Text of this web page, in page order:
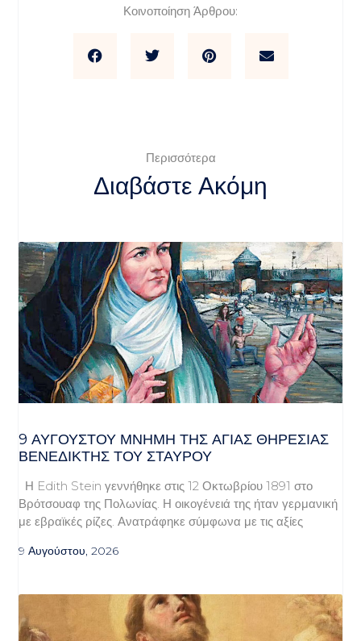
Κοινοποίηση Άρθρου:
Περισσότερα
Διαβάστε Ακόμη
9 ΑΥΓΟΥΣΤΟΥ ΜΝΗΜΗ ΤΗΣ ΑΓΙΑΣ ΘΗΡΕΣΙΑΣ
ΒΕΝΕΔΙΚΤΗΣ ΤΟΥ ΣΤΑΥΡΟΥ
Η Edith Stein γεννήθηκε στις 12 Οκτωβρίου 1891 στο
Βρότσουαφ της Πολωνίας. Η οικογένειά της ήταν γερμανική
με εβραϊκές ρίζες. Ανατράφηκε σύμφωνα με τις αξίες
9 Αυγούστου, 2026